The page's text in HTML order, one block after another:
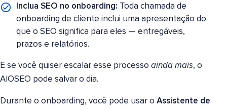
Inclua SEO no onboarding: Toda chamada de
onboarding de cliente inclui uma apresentação do
que o SEO significa para eles — entregáveis,
prazos e relatórios.
E se você quiser escalar esse processo ainda mais, o
AIOSEO pode salvar o dia.
Durante o onboarding, você pode usar o Assistente de